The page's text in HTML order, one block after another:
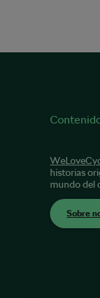
historias
mundo del
Sobre